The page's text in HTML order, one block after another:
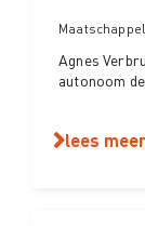
Agnes
autonoom
lees meer